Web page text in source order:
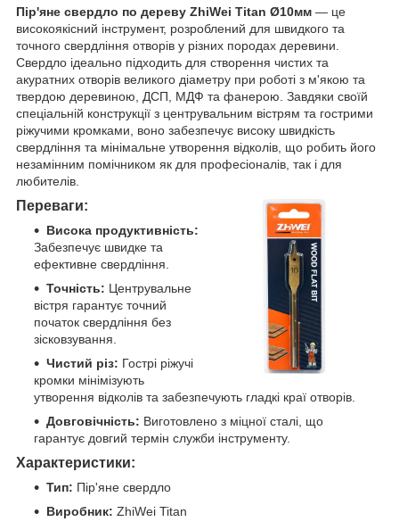
Пір'яне свердло по дереву ZhiWei Titan Ø10мм — це
високоякісний інструмент, розроблений для швидкого та
точного свердління отворів у різних породах деревини.
Свердло ідеально підходить для створення чистих та
акуратних отворів великого діаметру при роботі з м'якою та
твердою деревиною, ДСП, МДФ та фанерою. Завдяки своїй
спеціальній конструкції з центрувальним вістрям та гострими
ріжучими кромками, воно забезпечує високу швидкість
свердління та мінімальне утворення відколів, що робить його
незамінним помічником як для професіоналів, так і для
любителів.
Переваги:
Висока продуктивність:
Забезпечує швидке та
ефективне свердління.
Точність: Центрувальне
вістря гарантує точний
початок свердління без
зісковзування.
Чистий різ: Гострі ріжучі
кромки мінімізують
утворення відколів та забезпечують гладкі краї отворів.
Довговічність: Виготовлено з міцної сталі, що
гарантує довгий термін служби інструменту.
Характеристики:
Тип: Пір'яне свердло
Виробник: ZhiWei Titan